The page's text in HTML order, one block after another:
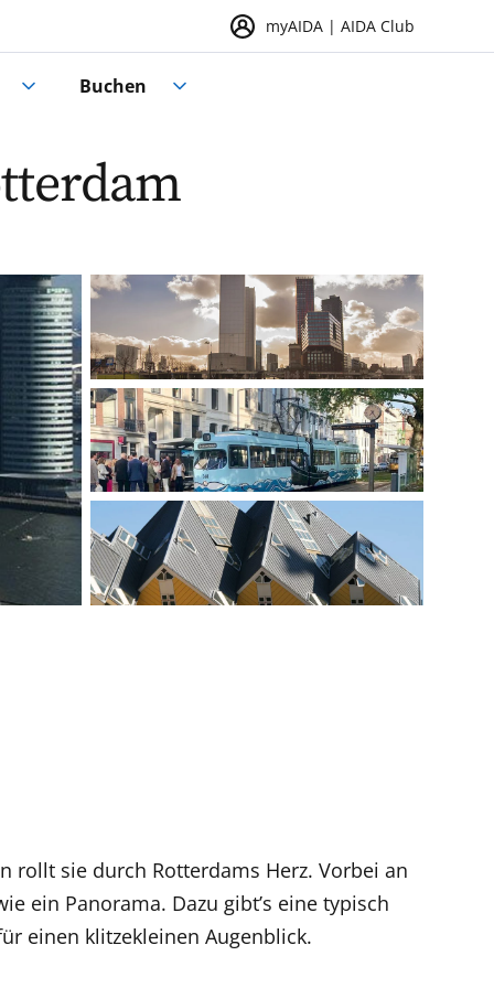
myAIDA | AIDA Club
Buchen
rollt sie durch Rotterdams Herz. Vorbei an
ein Panorama. Dazu gibt’s eine typisch
einen klitzekleinen Augenblick.